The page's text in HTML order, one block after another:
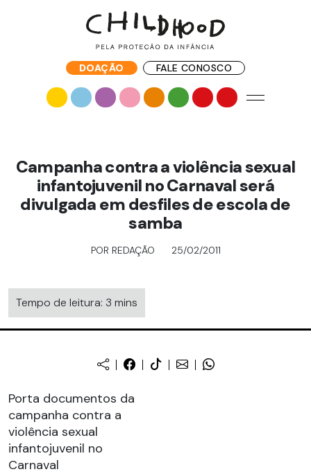
DOAÇÃO FALE CONOSCO
Campanha contra a violência sexual
infantojuvenil no Carnaval será
divulgada em desfiles de escola de
samba
POR REDAÇÃO 25/02/2011
Tempo de leitura: 3 mins
Porta documentos da
campanha contra a
violência sexual
infantojuvenil no
Carnaval